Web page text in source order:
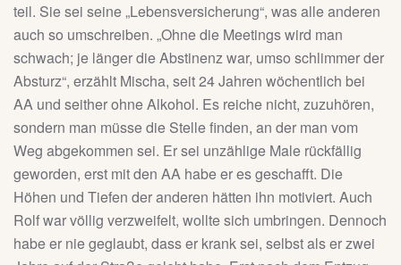
teil. Sie sei seine „Lebensversicherung“, was alle anderen
auch so umschreiben. „Ohne die Meetings wird man
schwach; je länger die Abstinenz war, umso schlimmer der
Absturz“, erzählt Mischa, seit 24 Jahren wöchentlich bei
AA und seither ohne Alkohol. Es reiche nicht, zuzuhören,
sondern man müsse die Stelle finden, an der man vom
Weg abgekommen sei. Er sei unzählige Male rückfällig
geworden, erst mit den AA habe er es geschafft. Die
Höhen und Tiefen der anderen hätten ihn motiviert. Auch
Rolf war völlig verzweifelt, wollte sich umbringen. Dennoch
habe er nie geglaubt, dass er krank sei, selbst als er zwei